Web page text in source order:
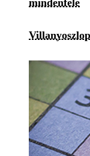
mindenfelé